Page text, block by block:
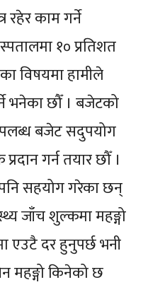
रहेर काम गर्ने
१० प्रतिशत
विषयमा हामीले
भनेका छौँ । बजेटको
बजेट सदुपयोग
गर्न तयार छौँ ।
सहयोग गरेका छन्
जाँच शुल्कमा महङ्गो
एउटै दर हुनुपर्छ भनी
महङ्गो किनेको छ